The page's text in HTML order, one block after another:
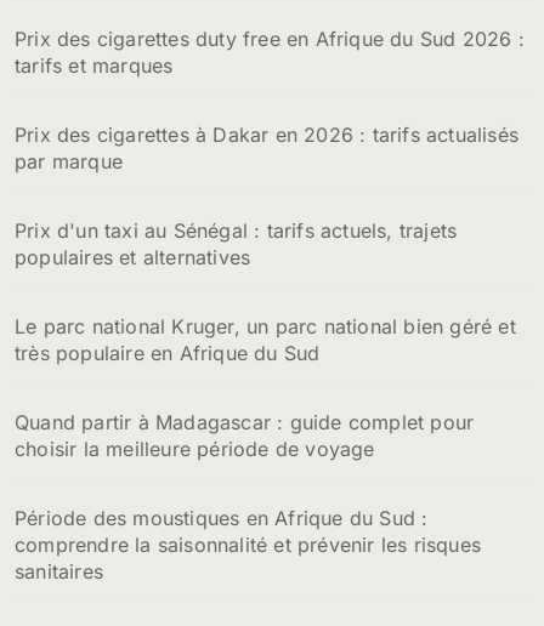
Prix des cigarettes duty free en Afrique du Sud 2026 :
tarifs et marques
Prix des cigarettes à Dakar en 2026 : tarifs actualisés
par marque
Prix d'un taxi au Sénégal : tarifs actuels, trajets
populaires et alternatives
Le parc national Kruger, un parc national bien géré et
très populaire en Afrique du Sud
Quand partir à Madagascar : guide complet pour
choisir la meilleure période de voyage
Période des moustiques en Afrique du Sud :
comprendre la saisonnalité et prévenir les risques
sanitaires